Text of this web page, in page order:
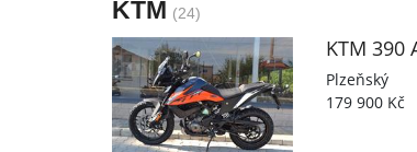
KTM (24)
KTM 390
Plzeňský
179 900 Kč